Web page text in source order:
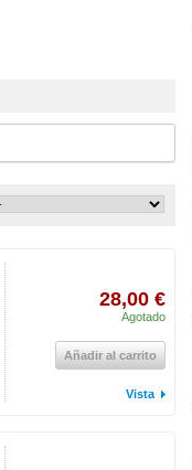
28,00 €
Agotado
Añadir al carrito
Vista